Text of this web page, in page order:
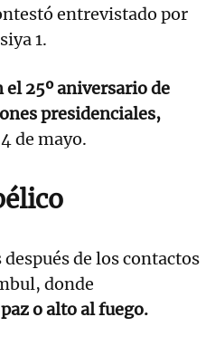
entrevistado por
1.
el 25º aniversario de
presidenciales,
de mayo.
de los contactos
donde
o alto al fuego.